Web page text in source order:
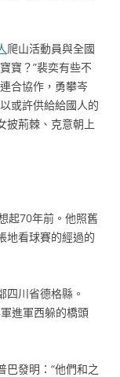
爬山活動員與全國
寶？”裴奕有些不
合協作，勇攀岑
或許供給給國人的
披荊棘、克意朝上
起70年前。他照舊
地看球賽的經過的
四川省德格縣。
進軍西躲的橋頭
巴發明：“他們和之